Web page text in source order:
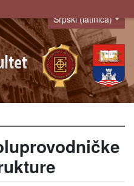
Language
Srpski (latinica)